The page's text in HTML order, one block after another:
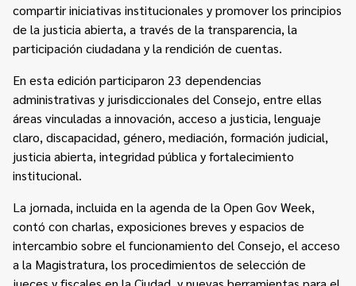
compartir iniciativas institucionales y promover los principios
de la justicia abierta, a través de la transparencia, la
participación ciudadana y la rendición de cuentas.
En esta edición participaron 23 dependencias
administrativas y jurisdiccionales del Consejo, entre ellas
áreas vinculadas a innovación, acceso a justicia, lenguaje
claro, discapacidad, género, mediación, formación judicial,
justicia abierta, integridad pública y fortalecimiento
institucional.
La jornada, incluida en la agenda de la Open Gov Week,
contó con charlas, exposiciones breves y espacios de
intercambio sobre el funcionamiento del Consejo, el acceso
a la Magistratura, los procedimientos de selección de